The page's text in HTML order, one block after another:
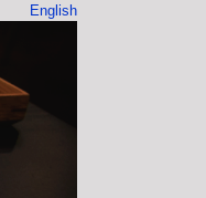
English